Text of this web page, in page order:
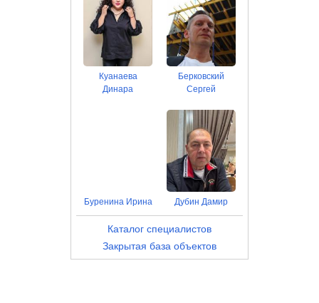
Куанаева
Динара
Берковский
Сергей
Буренина Ирина Дубин Дамир
Каталог специалистов
Закрытая база объектов